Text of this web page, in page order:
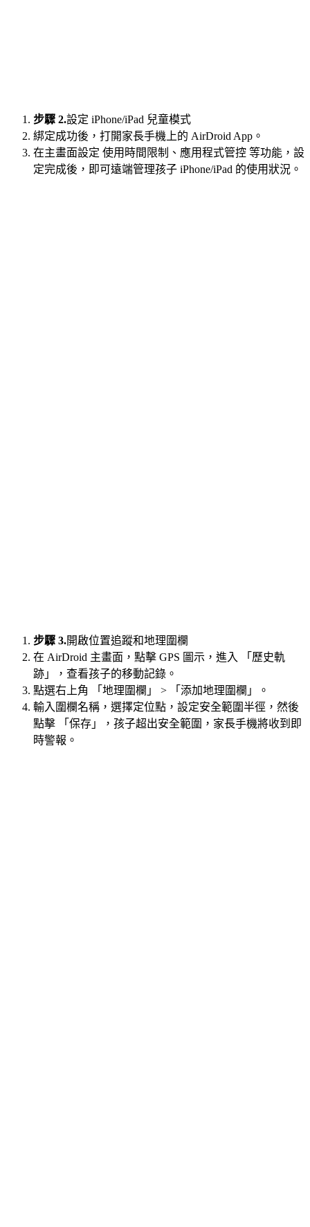
步驟 2.設定 iPhone/iPad 兒童模式
綁定成功後，打開家長手機上的 AirDroid App。
在主畫面設定 使用時間限制、應用程式管控 等功能，設
定完成後，即可遠端管理孩子 iPhone/iPad 的使用狀況。
步驟 3.開啟位置追蹤和地理圍欄
在 AirDroid 主畫面，點擊 GPS 圖示，進入 「歷史軌
跡」，查看孩子的移動記錄。
點選右上角 「地理圍欄」 > 「添加地理圍欄」。
輸入圍欄名稱，選擇定位點，設定安全範圍半徑，然後
點擊 「保存」，孩子超出安全範圍，家長手機將收到即
時警報。